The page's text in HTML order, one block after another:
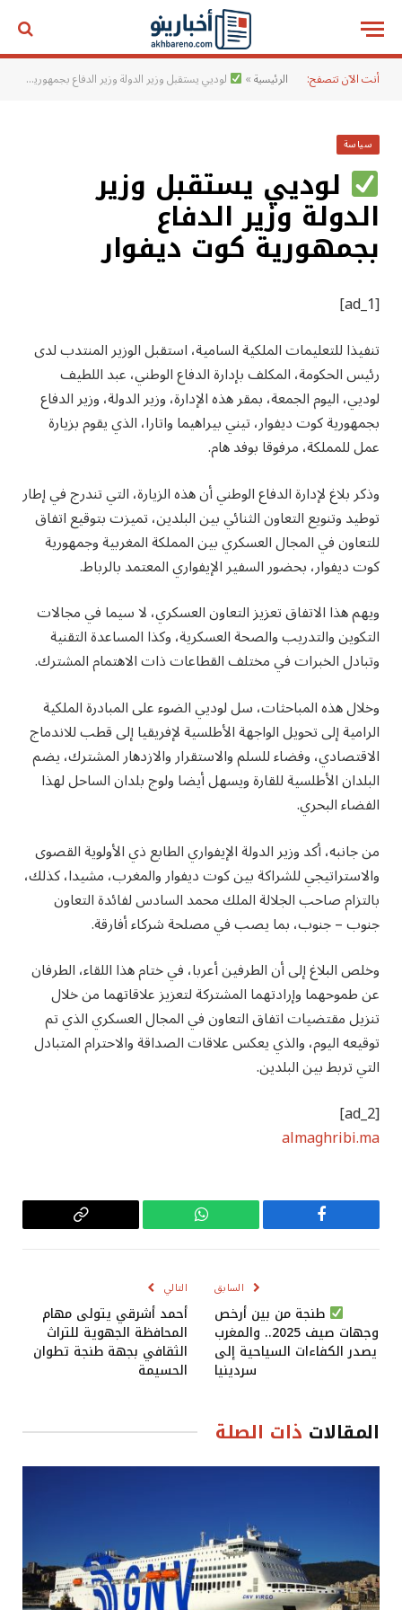
أنت الآن تتصفح: الرئيسية» لوديي يستقبل وزير الدولة وزير الدفاع بجمهورية كوت ديفوار
سياسة
لوديي يستقبل وزير
الدولة وزير الدفاع
بجمهورية كوت ديفوار
[ad_1]
تنفيذا للتعليمات الملكية السامية، استقبل الوزير المنتدب لدى
رئيس الحكومة، المكلف بإدارة الدفاع الوطني، عبد اللطيف
لوديي، اليوم الجمعة، بمقر هذه الإدارة، وزير الدولة، وزير الدفاع
بجمهورية كوت ديفوار، تيني بيراهيما واتارا، الذي يقوم بزيارة
عمل للمملكة، مرفوقا بوفد هام.
وذكر بلاغ لإدارة الدفاع الوطني أن هذه الزيارة، التي تندرج في إطار
توطيد وتنويع التعاون الثنائي بين البلدين، تميزت بتوقيع اتفاق
للتعاون في المجال العسكري بين المملكة المغربية وجمهورية
كوت ديفوار، بحضور السفير الإيفواري المعتمد بالرباط.
ويهم هذا الاتفاق تعزيز التعاون العسكري، لا سيما في مجالات
التكوين والتدريب والصحة العسكرية، وكذا المساعدة التقنية
وتبادل الخبرات في مختلف القطاعات ذات الاهتمام المشترك.
وخلال هذه المباحثات، سل لوديي الضوء على المبادرة الملكية
الرامية إلى تحويل الواجهة الأطلسية لإفريقيا إلى قطب للاندماج
الاقتصادي، وفضاء للسلم والاستقرار والازدهار المشترك، يضم
البلدان الأطلسية للقارة ويسهل أيضا ولوج بلدان الساحل لهذا
الفضاء البحري.
من جانبه، أكد وزير الدولة الإيفواري الطابع ذي الأولوية القصوى
والاستراتيجي للشراكة بين كوت ديفوار والمغرب، مشيدا، كذلك،
بالتزام صاحب الجلالة الملك محمد السادس لفائدة التعاون
جنوب – جنوب، بما يصب في مصلحة شركاء أفارقة.
وخلص البلاغ إلى أن الطرفين أعربا، في ختام هذا اللقاء، الطرفان
عن طموحهما وإرادتهما المشتركة لتعزيز علاقاتهما من خلال
تنزيل مقتضيات اتفاق التعاون في المجال العسكري الذي تم
توقيعه اليوم، والذي يعكس علاقات الصداقة والاحترام المتبادل
التي تربط بين البلدين.
[ad_2]
almaghribi.ma
فيسبوك واتساب
Copy
السابق
طنجة من بين أرخص
وجهات صيف 2025.. والمغرب
يصدر الكفاءات السياحية إلى
سردينيا
التالي
أحمد أشرقي يتولى مهام
المحافظة الجهوية للتراث
الثقافي بجهة طنجة تطوان
الحسيمة
المقالات ذات الصلة